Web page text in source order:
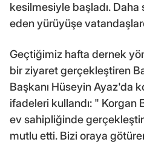
kesilmesiyle başladı.
eden yürüyüşe
Geçtiğimiz hafta dernek
bir ziyaret gerçekleştiren
Başkanı Hüseyin Ayaz'da
ifadeleri kullandı: " Korgan
ev sahipliğinde
mutlu etti. Bizi oraya